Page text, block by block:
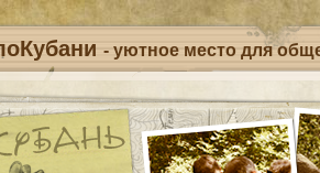
- уютное место для